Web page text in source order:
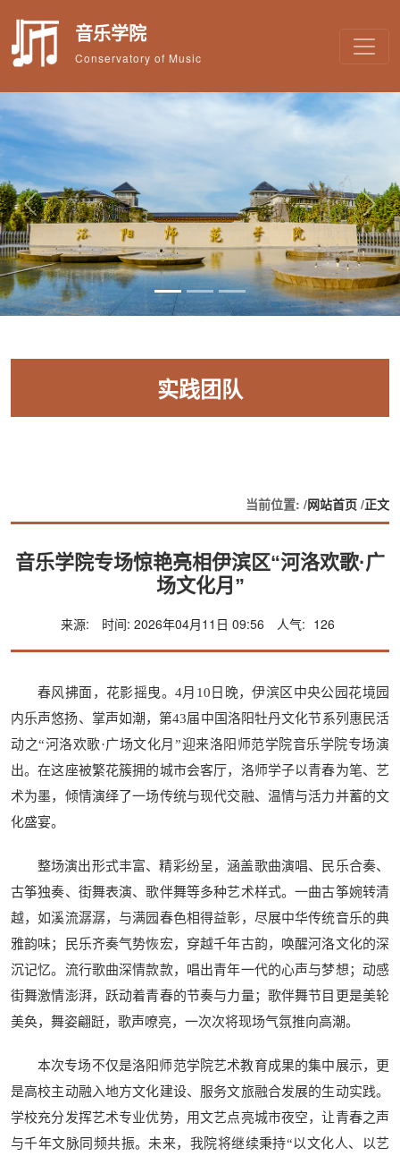
音乐学院
Conservatory of Music
Previous Next
实践团队
当前位置: /网站首页 /正文
音乐学院专场惊艳亮相伊滨区“河洛欢歌·广
场文化月”
来源: 时间: 2026年04月11日 09:56 人气: 126
春风拂面，花影摇曳。4月10日晚，伊滨区中央公园花境园
内乐声悠扬、掌声如潮，第43届中国洛阳牡丹文化节系列惠民活
动之“河洛欢歌·广场文化月”迎来洛阳师范学院音乐学院专场演
出。在这座被繁花簇拥的城市会客厅，洛师学子以青春为笔、艺
术为墨，倾情演绎了一场传统与现代交融、温情与活力并蓄的文
化盛宴。
整场演出形式丰富、精彩纷呈，涵盖歌曲演唱、民乐合奏、
古筝独奏、街舞表演、歌伴舞等多种艺术样式。一曲古筝婉转清
越，如溪流潺潺，与满园春色相得益彰，尽展中华传统音乐的典
雅韵味；民乐齐奏气势恢宏，穿越千年古韵，唤醒河洛文化的深
沉记忆。流行歌曲深情款款，唱出青年一代的心声与梦想；动感
街舞激情澎湃，跃动着青春的节奏与力量；歌伴舞节目更是美轮
美奂，舞姿翩跹，歌声嘹亮，一次次将现场气氛推向高潮。
本次专场不仅是洛阳师范学院艺术教育成果的集中展示，更
是高校主动融入地方文化建设、服务文旅融合发展的生动实践。
学校充分发挥艺术专业优势，用文艺点亮城市夜空，让青春之声
与千年文脉同频共振。未来，我院将继续秉持“以文化人、以艺